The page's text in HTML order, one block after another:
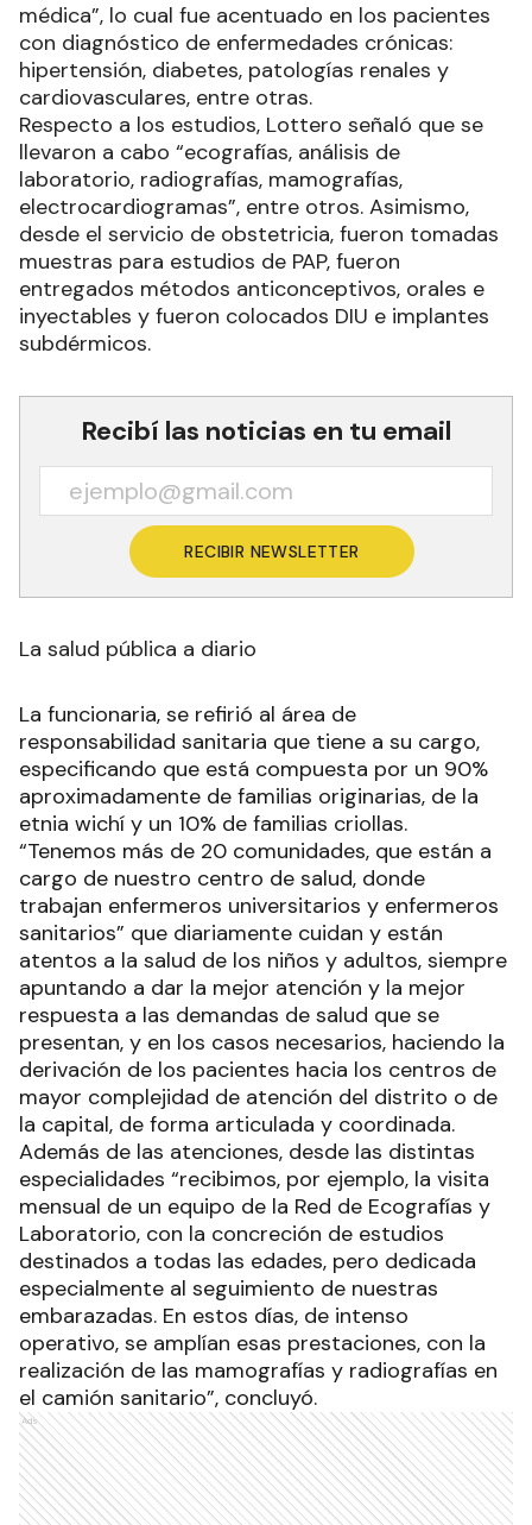
médica”, lo cual fue acentuado en los pacientes
con diagnóstico de enfermedades crónicas:
hipertensión, diabetes, patologías renales y
cardiovasculares, entre otras.
Respecto a los estudios, Lottero señaló que se
llevaron a cabo “ecografías, análisis de
laboratorio, radiografías, mamografías,
electrocardiogramas”, entre otros. Asimismo,
desde el servicio de obstetricia, fueron tomadas
muestras para estudios de PAP, fueron
entregados métodos anticonceptivos, orales e
inyectables y fueron colocados DIU e implantes
subdérmicos.
Recibí las noticias en tu email
RECIBIR NEWSLETTER
La salud pública a diario
La funcionaria, se refirió al área de
responsabilidad sanitaria que tiene a su cargo,
especificando que está compuesta por un 90%
aproximadamente de familias originarias, de la
etnia wichí y un 10% de familias criollas.
“Tenemos más de 20 comunidades, que están a
cargo de nuestro centro de salud, donde
trabajan enfermeros universitarios y enfermeros
sanitarios” que diariamente cuidan y están
atentos a la salud de los niños y adultos, siempre
apuntando a dar la mejor atención y la mejor
respuesta a las demandas de salud que se
presentan, y en los casos necesarios, haciendo la
derivación de los pacientes hacia los centros de
mayor complejidad de atención del distrito o de
la capital, de forma articulada y coordinada.
Además de las atenciones, desde las distintas
especialidades “recibimos, por ejemplo, la visita
mensual de un equipo de la Red de Ecografías y
Laboratorio, con la concreción de estudios
destinados a todas las edades, pero dedicada
especialmente al seguimiento de nuestras
embarazadas. En estos días, de intenso
operativo, se amplían esas prestaciones, con la
realización de las mamografías y radiografías en
el camión sanitario”, concluyó.
Ads